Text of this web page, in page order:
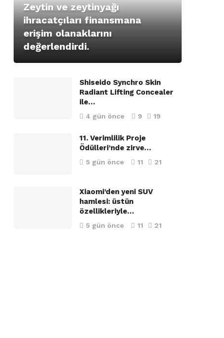
Zeytin ve zeytinyağı
ihracatçıları finansmana
erişim olanaklarını
değerlendirdi.
Shiseido Synchro Skin
Radiant Lifting Concealer
ile…
4 gün önce 9 19
11. Verimlilik Proje
Ödülleri’nde zirve…
5 gün önce 11 21
Xiaomi’den yeni SUV
hamlesi: üstün
özellikleriyle…
5 gün önce 11 21